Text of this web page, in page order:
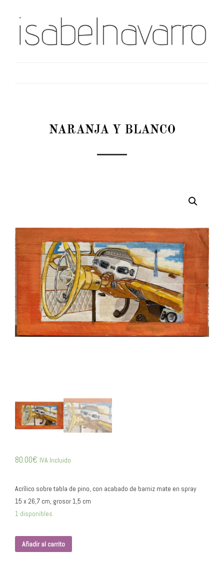
NARANJA Y BLANCO
80.00€ IVA Incluido
Acrílico sobre tabla de pino, con acabado de barniz mate en spray
15 x 26,7 cm, grosor 1,5 cm
1 disponibles
Añadir al carrito